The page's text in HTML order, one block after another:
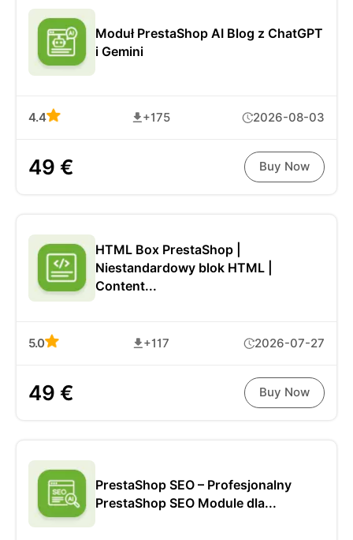
Moduł PrestaShop AI Blog z ChatGPT
i Gemini
4.4 +175 2026-08-03
49 € Buy Now
HTML Box PrestaShop |
Niestandardowy blok HTML |
Content...
5.0 +117 2026-07-27
49 € Buy Now
PrestaShop SEO – Profesjonalny
PrestaShop SEO Module dla...